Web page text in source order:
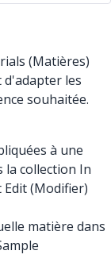
(Matières)
les
souhaitée.
à une
la collection In
(Modifier)
matière dans